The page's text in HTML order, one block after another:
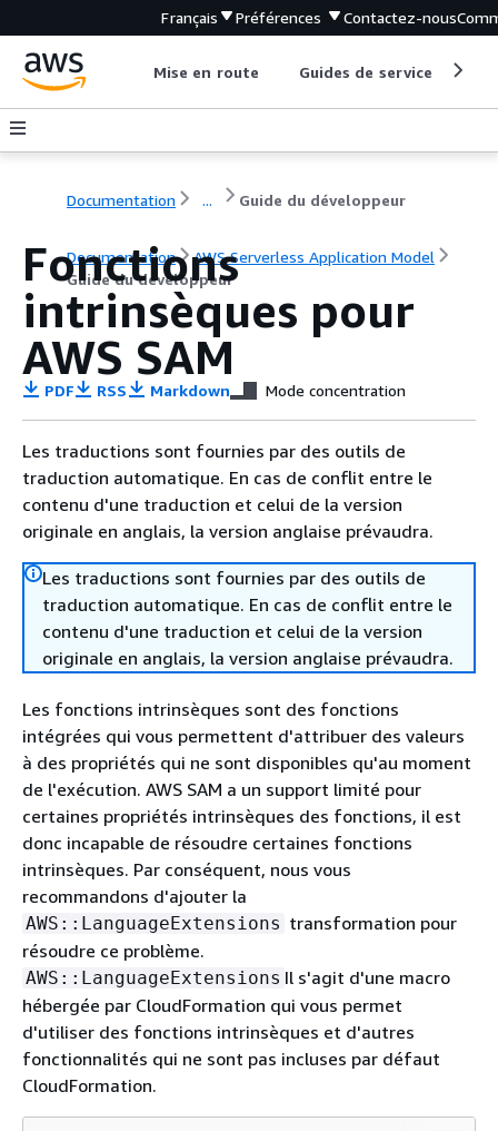
Français Préférences Contactez-nous
Mise en route Guides de service
Documentation ... Guide du développeur
Documentation
AWS Serverless Application Model
Guide du développeur
Fonctions
intrinsèques pour
AWS SAM
PDF RSS Markdown Mode concentration
Les traductions sont fournies par des outils de
traduction automatique. En cas de conflit entre le
contenu d'une traduction et celui de la version
originale en anglais, la version anglaise prévaudra.
Les traductions sont fournies par des outils de
traduction automatique. En cas de conflit entre le
contenu d'une traduction et celui de la version
originale en anglais, la version anglaise prévaudra.
Les fonctions intrinsèques sont des fonctions
intégrées qui vous permettent d'attribuer des valeurs
à des propriétés qui ne sont disponibles qu'au moment
de l'exécution. AWS SAM a un support limité pour
certaines propriétés intrinsèques des fonctions, il est
donc incapable de résoudre certaines fonctions
intrinsèques. Par conséquent, nous vous
recommandons d'ajouter la
AWS::LanguageExtensions transformation pour
résoudre ce problème.
AWS::LanguageExtensions Il s'agit d'une macro
hébergée par CloudFormation qui vous permet
d'utiliser des fonctions intrinsèques et d'autres
fonctionnalités qui ne sont pas incluses par défaut
CloudFormation.